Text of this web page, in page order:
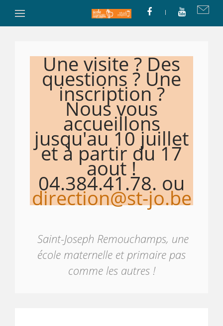
Une visite ? Des
questions ? Une
inscription ?
Nous vous
accueillons
jusqu'au 10 juillet
et à partir du 17
aout !
04.384.41.78. ou
direction@st-jo.be
Saint-Joseph Remouchamps, une
école maternelle et primaire pas
comme les autres !